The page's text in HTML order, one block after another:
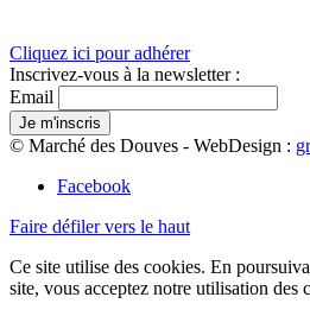
Cliquez ici pour adhérer
Inscrivez-vous à la newsletter :
Email
© Marché des Douves - WebDesign :
Facebook
Faire défiler vers le haut
Ce site utilise des cookies. En
site, vous acceptez notre utilisation des